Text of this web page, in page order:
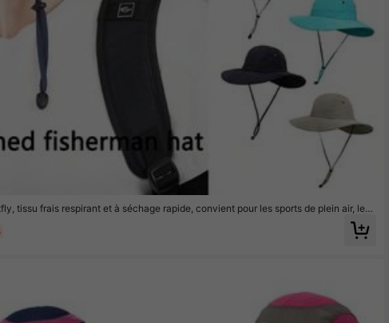
tissu frais respirant et à séchage rapide, convient pour les sports de plein air, les